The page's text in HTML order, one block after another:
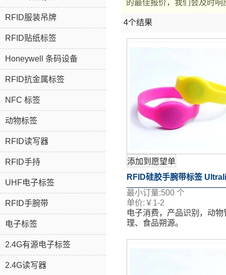
RFID服装吊牌
RFID贴纸标签
Honeywell 条码设备
RFID抗金属标签
NFC 标签
动物标签
RFID读写器
RFID手持
UHF电子标签
RFID手腕带
电子标签
2.4G有源电子标签
2.4G读写器
的最佳报价，我们会及时
4个结果
添加到愿望单
RFID硅胶手腕带标签
芯片
最小订量:500 个
单价: ￥ 1-2
电子消费，产品识别，动物
理、食品朔源。